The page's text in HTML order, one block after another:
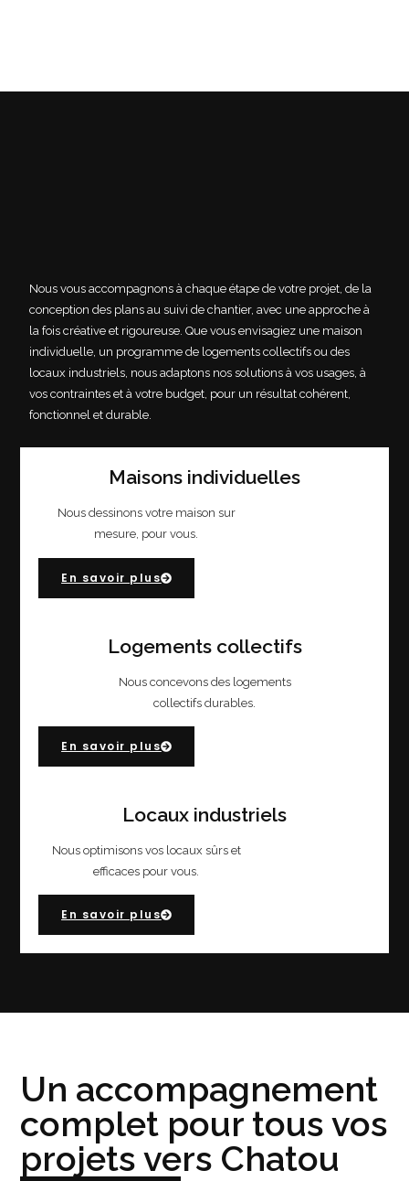
Nous vous accompagnons à chaque étape de votre projet, de la
conception des plans au suivi de chantier, avec une approche à
la fois créative et rigoureuse. Que vous envisagiez une maison
individuelle, un programme de logements collectifs ou des
locaux industriels, nous adaptons nos solutions à vos usages, à
vos contraintes et à votre budget, pour un résultat cohérent,
fonctionnel et durable.
Maisons individuelles
Nous dessinons votre maison sur
mesure, pour vous.
En savoir plus
Logements collectifs
Nous concevons des logements
collectifs durables.
En savoir plus
Locaux industriels
Nous optimisons vos locaux sûrs et
efficaces pour vous.
En savoir plus
Un accompagnement
complet pour tous vos
projets vers Chatou